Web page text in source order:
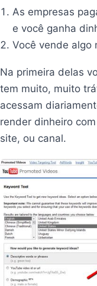
As empresas
e você ganha
Você vende algo
Na primeira delas
tem muito, muito
acessam
render dinheiro
site, ou canal.